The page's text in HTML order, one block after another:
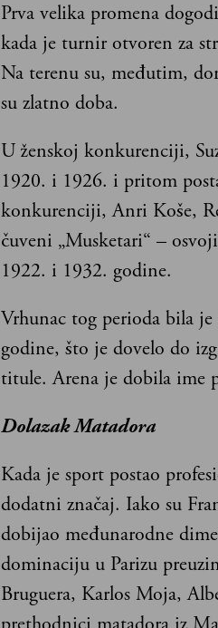
Prva velika promena
kada je turnir otvoren za
Na terenu su, međutim,
su zlatno doba.
U ženskoj konkurenciji,
1920. i 1926. i pritom
konkurenciji, Anri Koše,
čuveni „Musketari“ –
1922. i 1932. godine.
Vrhunac tog perioda bila
godine, što je dovelo do
titule. Arena je dobila ime
Dolazak Matadora
Kada je sport postao
dodatni značaj. Iako su
dobijao međunarodne
dominaciju u Parizu
Bruguera, Karlos Moja,